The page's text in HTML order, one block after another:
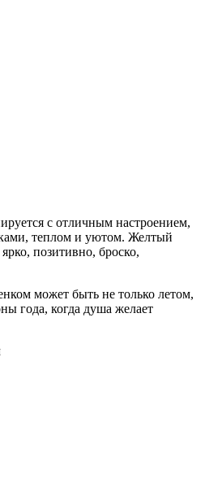
с отличным настроением,
теплом и уютом. Желтый
позитивно, броско,
может быть не только летом,
года, когда душа желает